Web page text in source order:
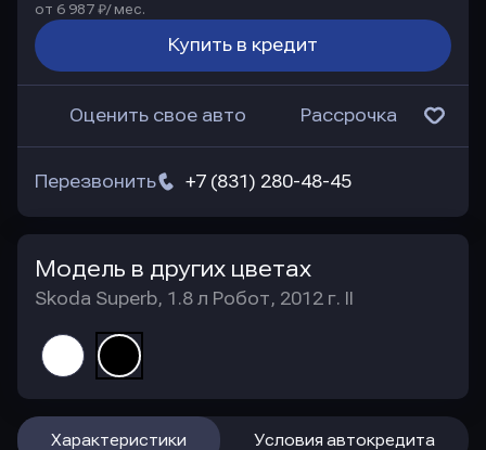
от 6 987 ₽/ мес.
Купить в кредит
Оценить свое авто Рассрочка
+7 (831) 280-48-45
Перезвонить
Модель в других цветах
Skoda Superb, 1.8 л Робот, 2012 г. II
Характеристики Условия автокредита